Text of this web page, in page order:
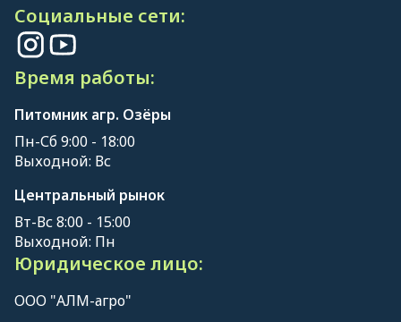
Социальные сети:
Время работы:
Питомник агр. Озёры
Пн-Сб 9:00 - 18:00
Выходной: Вс
Центральный рынок
Вт-Вс 8:00 - 15:00
Выходной: Пн
Юридическое лицо:
ООО "АЛМ-агро"